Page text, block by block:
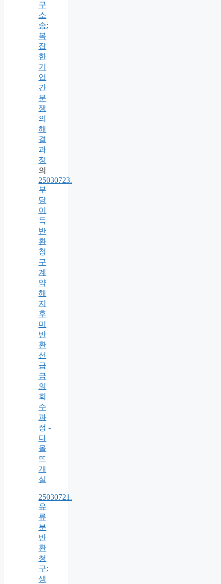
구
소
송:
복
잡
한
기
업
간
분
쟁
의
해
결
과
정
의
25030723.
부
당
이
득
반
환
청
구
계
약
해
지
후
미
반
환
선
급
금
의
회
수
과
정 -
다
올
뜨
개
실
25030721.
유
류
분
반
환
청
구:
생